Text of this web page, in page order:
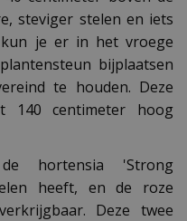
steviger stelen en iets
je er in het vroege
bijplaatsen
te houden. Deze
140 centimeter hoog
hortensia 'Strong
heeft, en de roze
Deze twee